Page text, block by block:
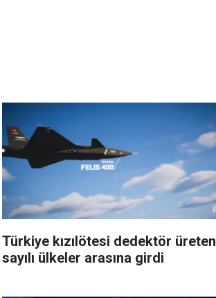
Türkiye kızılötesi dedektör üreten
sayılı ülkeler arasına girdi